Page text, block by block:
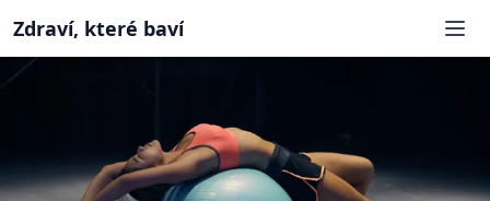
Zdraví, které baví